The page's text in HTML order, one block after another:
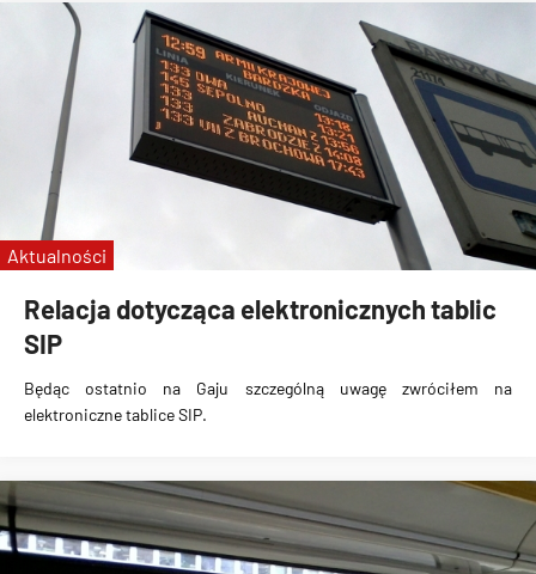
Relacja dotycząca elektronicznych tablic
SIP
Będąc ostatnio na Gaju szczególną uwagę zwróciłem na
elektroniczne tablice SIP.
Aktualności